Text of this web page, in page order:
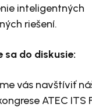
inteligentných
riešení.
sa do diskusie:
vás navštíviť
ATEC ITS